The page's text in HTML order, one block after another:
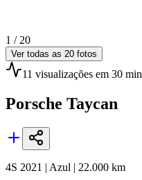
1 / 20
Ver todas as 20 fotos
11 visualizações em 30 min
Porsche Taycan
4S 2021 | Azul | 22.000 km